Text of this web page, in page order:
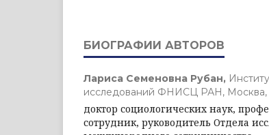
БИОГРАФИИ АВТОРОВ
Лариса Семеновна Рубан,
исследований ФНИСЦ РАН, Москва,
доктор социологических наук,
сотрудник, руководитель Отдела